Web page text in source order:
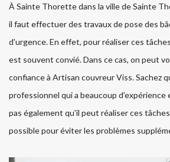
À Sainte Thorette dans la ville de Sainte
il faut effectuer des travaux de pose des
d'urgence. En effet, pour réaliser ces
est souvent convié. Dans ce cas, on peut
confiance à Artisan couvreur Viss. Sachez
professionnel qui a beaucoup d'expérience
pas également qu'il peut réaliser ces
possible pour éviter les problèmes